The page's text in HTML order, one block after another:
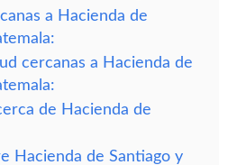
a Hacienda de
cercanas a Hacienda de
de Hacienda de
Hacienda de Santiago y